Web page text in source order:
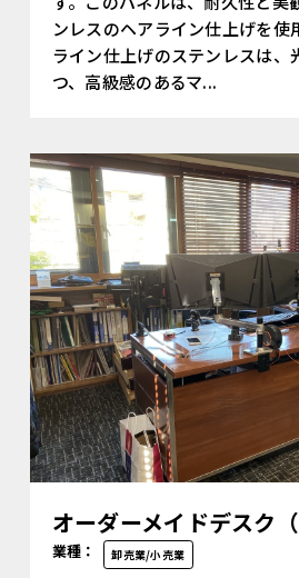
ンレスのヘアライン仕上げを使
ライン仕上げのステンレスは、
つ、高級感のあるマ...
オーダーメイドデスク（
業種： 卸売業/小売業